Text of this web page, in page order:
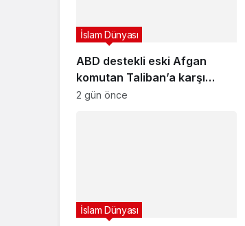
ABD destekli eski Afgan
komutan Taliban’a karşı
silahlı mücadele başlattı:
İslam Dünyası
2 gün önce
İslam Dünyası